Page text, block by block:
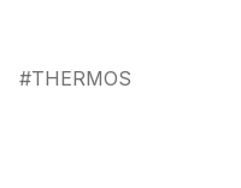
THERMOS